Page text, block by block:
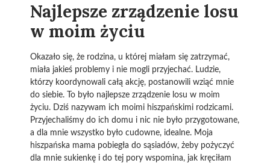
Najlepsze zrządzenie losu
w moim życiu
Okazało się, że rodzina, u której miałam się zatrzymać,
miała jakieś problemy i nie mogli przyjechać. Ludzie,
którzy koordynowali całą akcję, postanowili wziąć mnie
do siebie. To było najlepsze zrządzenie losu w moim
życiu. Dziś nazywam ich moimi hiszpańskimi rodzicami.
Przyjechaliśmy do ich domu i nic nie było przygotowane,
a dla mnie wszystko było cudowne, idealne. Moja
hiszpańska mama pobiegła do sąsiadów, żeby pożyczyć
dla mnie sukienkę i do tej pory wspomina, jak kręciłam